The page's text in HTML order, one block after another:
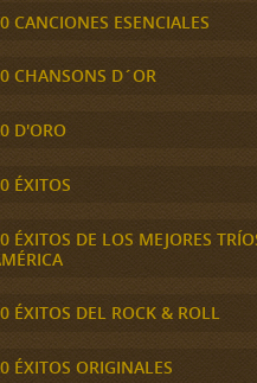
CANCIONES ESENCIALES
CHANSONS D´OR
D'ORO
ÉXITOS
ÉXITOS DE LOS MEJORES
ÉXITOS DEL ROCK & ROLL
ÉXITOS ORIGINALES